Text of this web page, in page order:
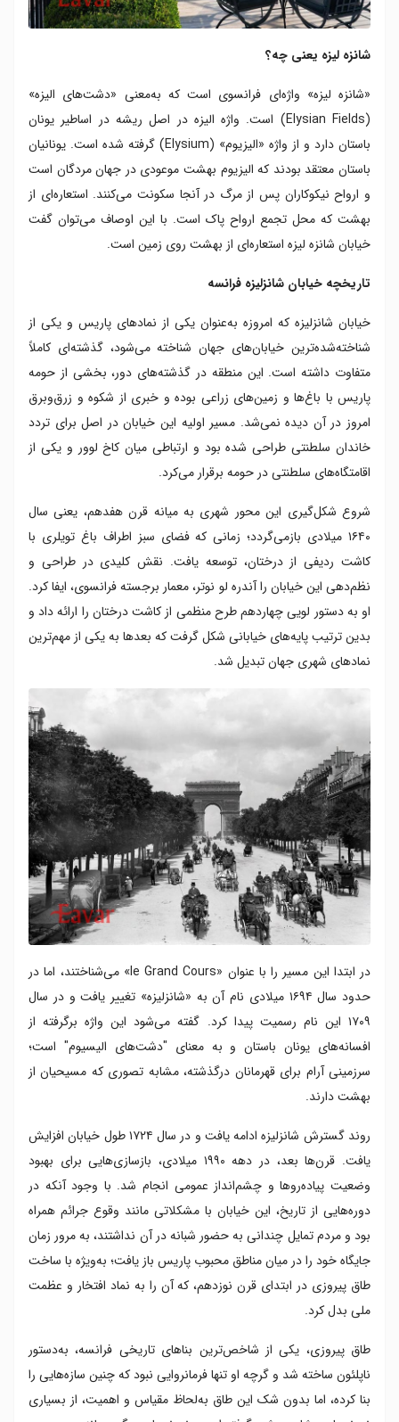
شانزه لیزه یعنی چه؟
«شانزه لیزه» واژه‌ای فرانسوی است که به‌معنی «دشت‌های الیزه»
(Elysian Fields) است. واژه الیزه در اصل ریشه در اساطیر یونان
باستان دارد و از واژه «الیزیوم» (Elysium) گرفته شده است. یونانیان
باستان معتقد بودند که الیزیوم بهشت موعودی در جهان مردگان است
و ارواح نیکوکاران پس از مرگ در آنجا سکونت می‌کنند. استعاره‌ای از
بهشت که محل تجمع ارواح پاک است. با این اوصاف می‌توان گفت
خیابان شانزه لیزه استعاره‌ای از بهشت روی زمین است.
تاریخچه خیابان شانزلیزه فرانسه
خیابان شانزلیزه که امروزه به‌عنوان یکی از نمادهای پاریس و یکی از
شناخته‌شده‌ترین خیابان‌های جهان شناخته می‌شود، گذشته‌ای کاملاً
متفاوت داشته است. این منطقه در گذشته‌های دور، بخشی از حومه
پاریس با باغ‌ها و زمین‌های زراعی بوده و خبری از شکوه و زرق‌وبرق
امروز در آن دیده نمی‌شد. مسیر اولیه این خیابان در اصل برای تردد
خاندان سلطنتی طراحی شده بود و ارتباطی میان کاخ لوور و یکی از
اقامتگاه‌های سلطنتی در حومه برقرار می‌کرد.
شروع شکل‌گیری این محور شهری به میانه قرن هفدهم، یعنی سال
۱۶۴۰ میلادی بازمی‌گردد؛ زمانی که فضای سبز اطراف باغ تویلری با
کاشت ردیفی از درختان، توسعه یافت. نقش کلیدی در طراحی و
نظم‌دهی این خیابان را آندره لو نوتر، معمار برجسته فرانسوی، ایفا کرد.
او به دستور لویی چهاردهم طرح منظمی از کاشت درختان را ارائه داد و
بدین ترتیب پایه‌های خیابانی شکل گرفت که بعدها به یکی از مهم‌ترین
نمادهای شهری جهان تبدیل شد.
در ابتدا این مسیر را با عنوان «le Grand Cours» می‌شناختند، اما در
حدود سال ۱۶۹۴ میلادی نام آن به «شانزلیزه» تغییر یافت و در سال
۱۷۰۹ این نام رسمیت پیدا کرد. گفته می‌شود این واژه برگرفته از
افسانه‌های یونان باستان و به معنای "دشت‌های الیسیوم" است؛
سرزمینی آرام برای قهرمانان درگذشته، مشابه تصوری که مسیحیان از
بهشت دارند.
روند گسترش شانزلیزه ادامه یافت و در سال ۱۷۲۴ طول خیابان افزایش
یافت. قرن‌ها بعد، در دهه ۱۹۹۰ میلادی، بازسازی‌هایی برای بهبود
وضعیت پیاده‌روها و چشم‌انداز عمومی انجام شد. با وجود آنکه در
دوره‌هایی از تاریخ، این خیابان با مشکلاتی مانند وقوع جرائم همراه
بود و مردم تمایل چندانی به حضور شبانه در آن نداشتند، به مرور زمان
جایگاه خود را در میان مناطق محبوب پاریس باز یافت؛ به‌ویژه با ساخت
طاق پیروزی در ابتدای قرن نوزدهم، که آن را به نماد افتخار و عظمت
ملی بدل کرد.
طاق پیروزی، یکی از شاخص‌ترین بناهای تاریخی فرانسه، به‌دستور
ناپلئون ساخته شد و گرچه او تنها فرمانروایی نبود که چنین سازه‌هایی را
بنا کرده، اما بدون شک این طاق به‌لحاظ مقیاس و اهمیت، از بسیاری